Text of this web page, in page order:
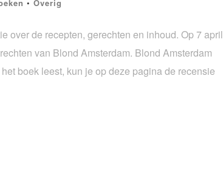
• Overig
over de recepten, gerechten en inhoud. Op 7 april
van Blond Amsterdam. Blond Amsterdam
boek leest, kun je op deze pagina de recensie